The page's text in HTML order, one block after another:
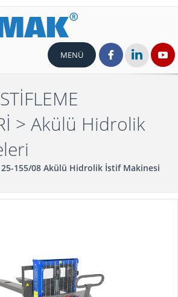
MENÜ
> Akülü Hidrolik
155/08 Akülü Hidrolik İstif Makinesi